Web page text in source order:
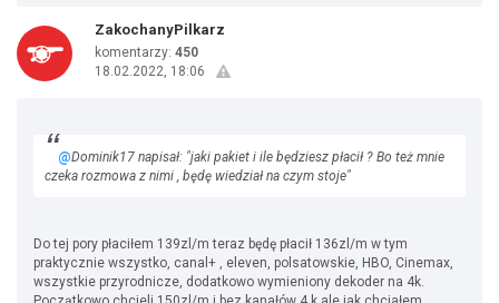
ZakochanyPilkarz
komentarzy: 450
18.02.2022, 18:06
@Dominik17 napisał: "jaki pakiet i ile będziesz płacił ? Bo też mnie
czeka rozmowa z nimi , będę wiedział na czym stoje"
Do tej pory płaciłem 139zl/m teraz będę płacił 136zl/m w tym
praktycznie wszystko, canal+ , eleven, polsatowskie, HBO, Cinemax,
wszystkie przyrodnicze, dodatkowo wymieniony dekoder na 4k.